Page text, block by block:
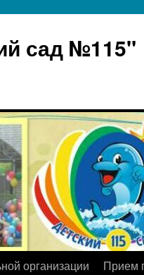
сад №115"
организации
Прием